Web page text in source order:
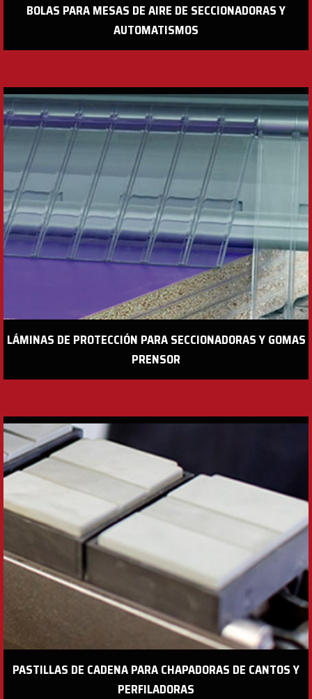
BOLAS PARA MESAS DE AIRE DE SECCIONADORAS Y
AUTOMATISMOS
LÁMINAS DE PROTECCIÓN PARA SECCIONADORAS Y GOMAS
PRENSOR
PASTILLAS DE CADENA PARA CHAPADORAS DE CANTOS Y
PERFILADORAS